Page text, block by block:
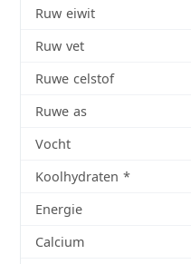
Ruw eiwit
Ruw vet
Ruwe celstof
Ruwe as
Vocht
Koolhydraten *
Energie
Calcium